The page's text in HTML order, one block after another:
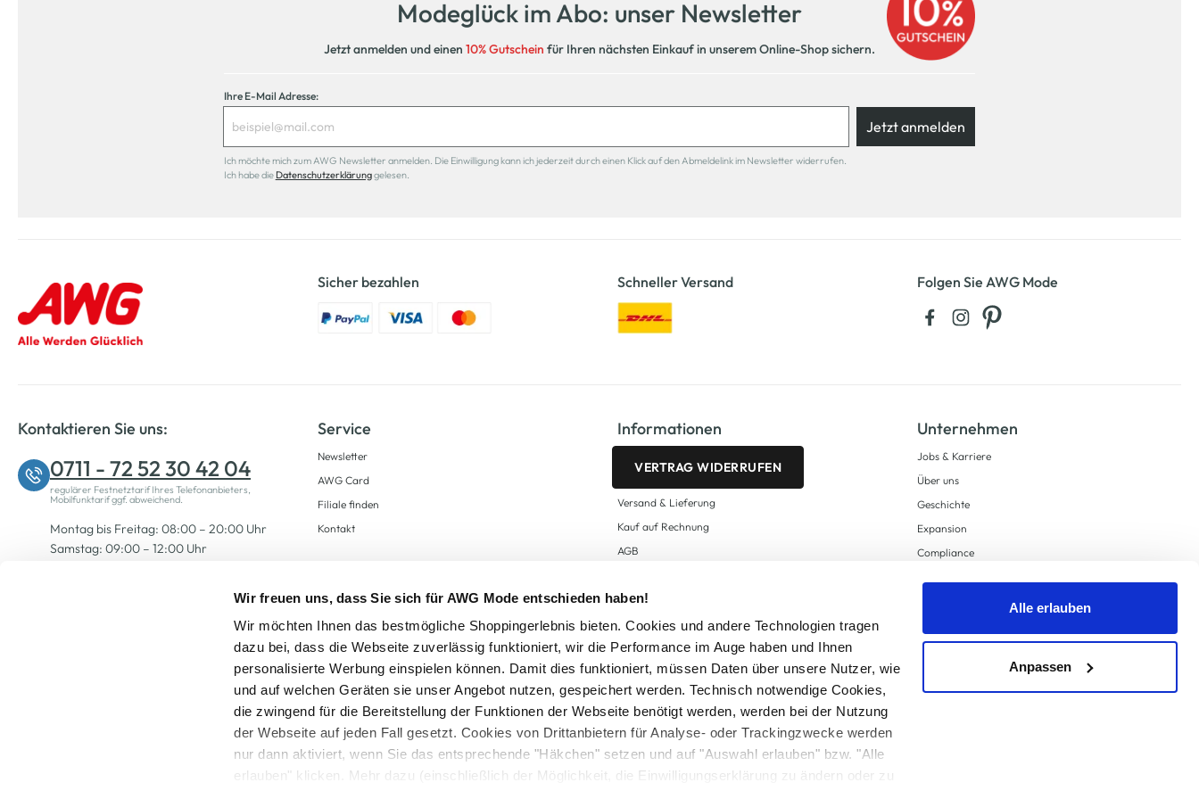
Wir freuen uns, dass Sie sich für AWG Mode entschieden haben!
Wir möchten Ihnen das bestmögliche Shoppingerlebnis bieten. Cookies und andere Technologien tragen
dazu bei, dass die Webseite zuverlässig funktioniert, wir die Performance im Auge haben und Ihnen
personalisierte Werbung einspielen können. Damit dies funktioniert, müssen Daten über unsere Nutzer, wie
und auf welchen Geräten sie unser Angebot nutzen, gespeichert werden. Technisch notwendige Cookies,
die zwingend für die Bereitstellung der Funktionen der Webseite benötigt werden, werden bei der Nutzung
der Webseite auf jeden Fall gesetzt. Cookies von Drittanbietern für Analyse- oder Trackingzwecke werden
nur dann aktiviert, wenn Sie das entsprechende "Häkchen" setzen und auf "Auswahl erlauben" bzw. "Alle
erlauben" klicken. Mehr dazu (einschließlich der Möglichkeit, die Einwilligungserklärung zu ändern oder zu
Alle erlauben
Anpassen
Modeglück im Abo: unser Newsletter
Jetzt anmelden und einen 10% Gutschein für Ihren nächsten Einkauf in unserem Online-Shop sichern.
Ihre E-Mail Adresse:
Jetzt anmelden
Ich möchte mich zum AWG Newsletter anmelden. Die Einwilligung kann ich jederzeit durch einen Klick auf den Abmeldelink im Newsletter widerrufen.
Ich habe die Datenschutzerklärunggelesen.
Sicher bezahlen Schneller Versand Folgen Sie AWG Mode
Kontaktieren Sie uns:
0711 - 72 52 30 42 04
regulärer Festnetztarif Ihres Telefonanbieters,
Mobilfunktarif ggf. abweichend.
Montag bis Freitag: 08:00 – 20:00 Uhr
Samstag: 09:00 – 12:00 Uhr
Service
Newsletter
AWG Card
Filiale finden
Kontakt
Informationen
VERTRAG WIDERRUFEN
Versand & Lieferung
Kauf auf Rechnung
AGB
Zahlungsarten
Datenschutz
AWG CARD Teilnahmebedingungen
Unternehmen
Jobs & Karriere
Über uns
Geschichte
Expansion
Compliance
Supply Chain Due Diligence
Alle Preise inkl. gesetzl. Mehrwertsteuer zzgl.